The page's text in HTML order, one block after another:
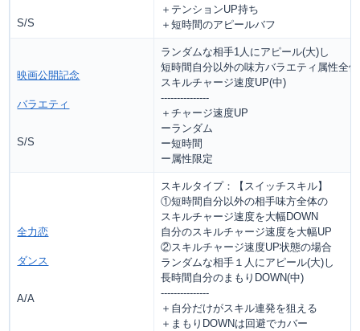
S/S
＋テンションUP持ち
＋短時間のアピールバフ
映画公開記念
バラエティ
S/S
ランダムな相手1人にアピール(大)し
短時間自分以外の味方バラエティ属性全
スキルチャージ速度UP(中)
---------------
＋チャージ速度UP
ーランダム
ー短時間
ー属性限定
全力恋
ダンス
A/A
スキルタイプ：【スイッチスキル】
①短時間自分以外の相手味方全体の
スキルチャージ速度を大幅DOWN
自分のスキルチャージ速度を大幅UP
②スキルチャージ速度UP状態の場合
ランダムな相手１人にアピール(大)し
長時間自分のまもりDOWN(中)
---------------
＋自分だけがスキル連発を狙える
＋まもりDOWNは回避でカバー